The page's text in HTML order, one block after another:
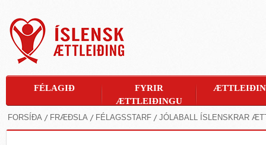
FORSÍÐA FRÆÐSLA FÉLAGSSTARF JÓLABALL ÍSLENSKRAR
FÉLAGIÐ
FYRIR
ÆTTLEIÐINGU